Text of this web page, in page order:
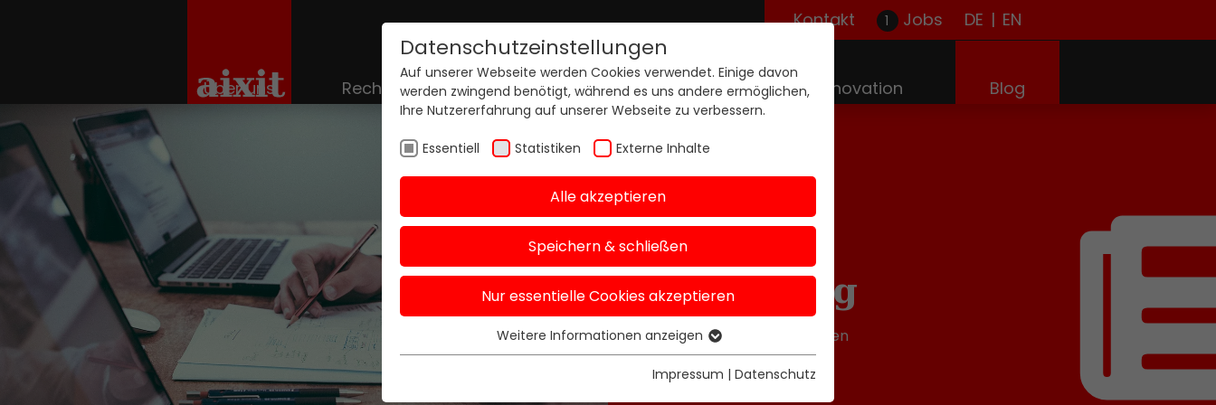
Über uns Rechenzentren Produkte Preise Innovation Blog
Kontakt Jobs DE | EN
aixit Blog
Ein Blick hinter die Kulissen
Datenschutzeinstellungen
Auf unserer Webseite werden Cookies verwendet. Einige davon
werden zwingend benötigt, während es uns andere ermöglichen,
Ihre Nutzererfahrung auf unserer Webseite zu verbessern.
Essentiell Statistiken Externe Inhalte
Alle akzeptieren
Speichern & schließen
Nur essentielle Cookies akzeptieren
Essentielle Cookies werden für grundlegende Funktionen der
Webseite benötigt. Dadurch ist gewährleistet, dass die
Weitere Informationen anzeigen
Impressum | Datenschutz